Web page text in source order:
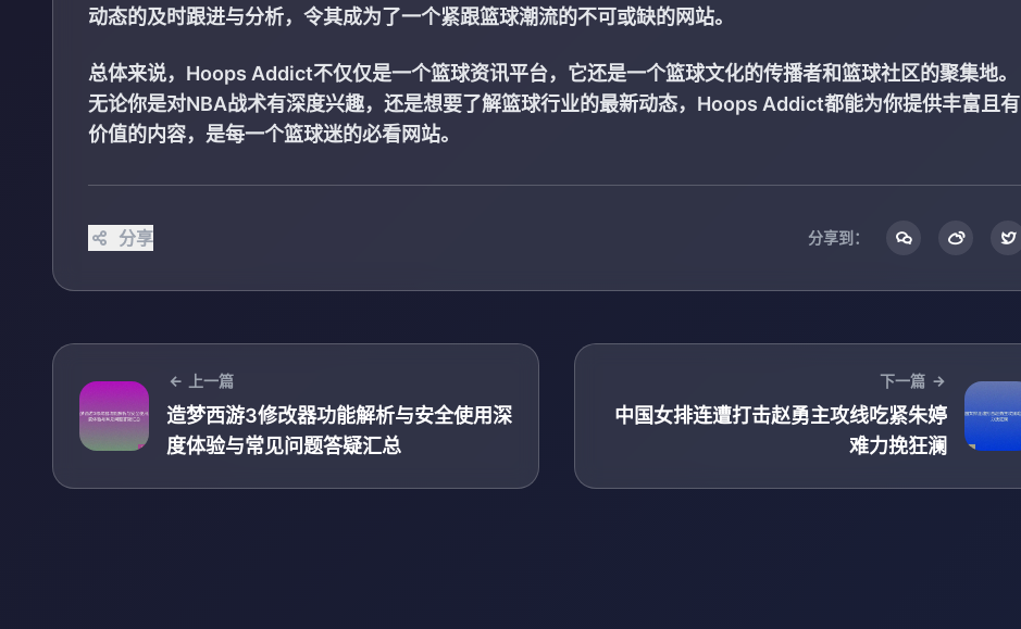
动态的及时跟进与分析，令其成为了一个紧跟篮球潮流的不可或缺的网站。
总体来说，Hoops Addict不仅仅是一个篮球资讯平台，它还是一个篮球文化的传播者和篮球社区的聚集地。
无论你是对NBA战术有深度兴趣，还是想要了解篮球行业的最新动态，Hoops Addict都能为你提供丰富且有
价值的内容，是每一个篮球迷的必看网站。
分享 分享到：
上一篇
造梦西游3修改器功能解析与安全使用深
度体验与常见问题答疑汇总
下一篇
中国女排连遭打击赵勇主攻线吃紧朱婷
难力挽狂澜